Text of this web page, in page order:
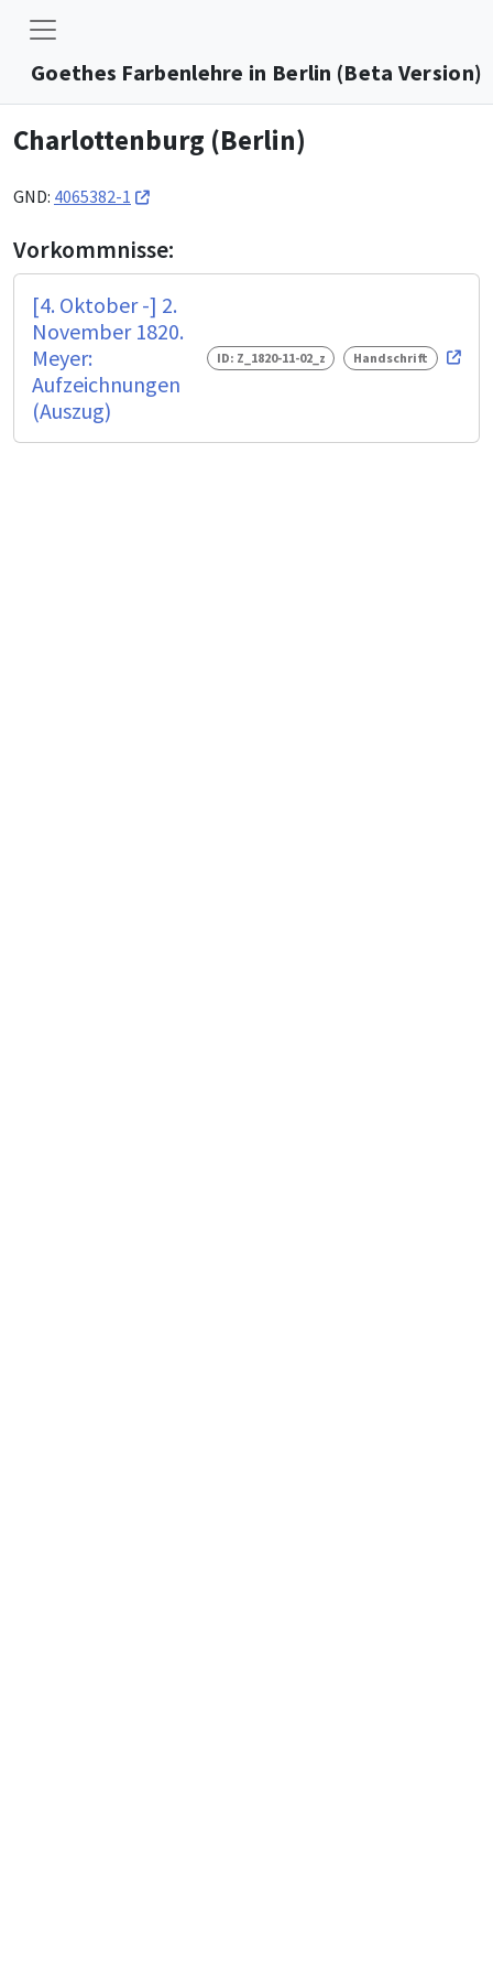
Goethes Farbenlehre in Berlin (Beta Version)
Charlottenburg (Berlin)
GND: 4065382-1
Vorkommnisse:
[4. Oktober -] 2.
November 1820.
Meyer:
Aufzeichnungen
(Auszug)
ID: Z_1820-11-02_z Handschrift